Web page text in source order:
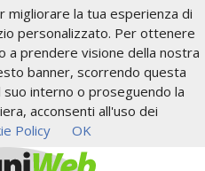
migliorare la tua esperienza di
personalizzato. Per ottenere
a prendere visione della nostra
banner, scorrendo questa
suo interno o proseguendo la
acconsenti all'uso dei
Policy OK